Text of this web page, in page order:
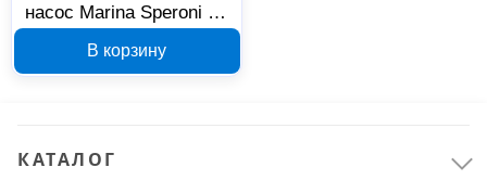
насос Marina Speroni TF
В корзину
КАТАЛОГ